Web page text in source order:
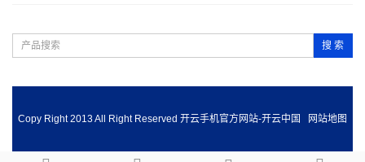
搜 索
Copy Right 2013 All Right Reserved 开云手机官方网站-开云中国 网站地图